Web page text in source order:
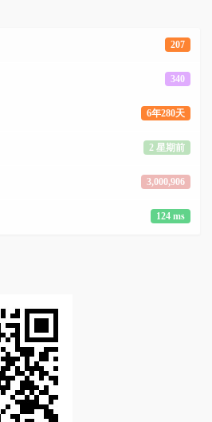
207
340
6年280天
2 星期前
3,000,906
124 ms